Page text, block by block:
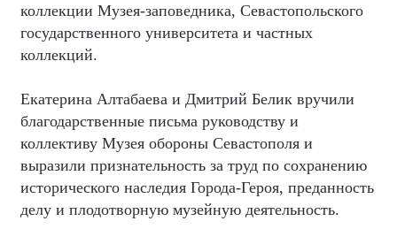
коллекции Музея-заповедника, Севастопольского
государственного университета и частных
коллекций.
Екатерина Алтабаева и Дмитрий Белик вручили
благодарственные письма руководству и
коллективу Музея обороны Севастополя и
выразили признательность за труд по сохранению
исторического наследия Города-Героя, преданность
делу и плодотворную музейную деятельность.